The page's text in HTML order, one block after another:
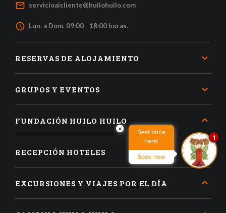
mail_outline servicioalcliente@huilohuilo.com
access_time Lun. a Dom. 09:00 - 18:00 horas.
RESERVAS DE ALOJAMIENTO
GRUPOS Y EVENTOS
FUNDACIÓN HUILO HUILO
RECEPCIÓN HOTELES
EXCURSIONES Y VIAJES POR EL DÍA
×
Best price
here!
Book now
1